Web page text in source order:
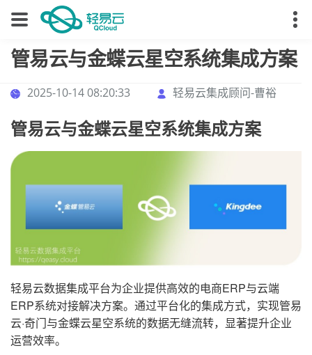
管易云与金蝶云星空系统集成方案
2025-10-14 08:20:33 轻易云集成顾问-曹裕
管易云与金蝶云星空系统集成方案
轻易云数据集成平台为企业提供高效的电商ERP与云端
ERP系统对接解决方案。通过平台化的集成方式，实现管易
云·奇门与金蝶云星空系统的数据无缝流转，显著提升企业
运营效率。